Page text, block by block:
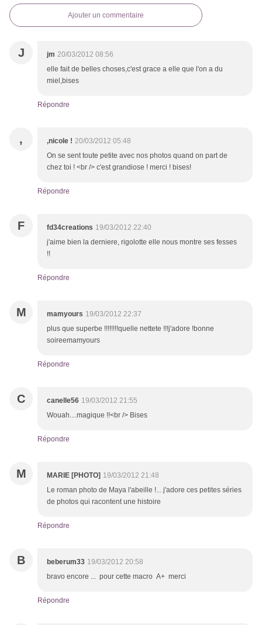
Ajouter un commentaire
J jm 20/03/2012 08:56
elle fait de belles choses,c'est grace a elle que l'on a du
miel,bises
Répondre
, ,nicole ! 20/03/2012 05:48
On se sent toute petite avec nos photos quand on part de
chez toi ! <br /> c'est grandiose ! merci ! bises!
Répondre
F fd34creations 19/03/2012 22:40
j'aime bien la derniere, rigolotte elle nous montre ses fesses
!!
Répondre
M mamyours 19/03/2012 22:37
plus que superbe !!!!!!!!quelle nettete !!!j'adore !bonne
soireemamyours
Répondre
C canelle56 19/03/2012 21:55
Wouah....magique !!<br /> Bises
Répondre
M MARIE [PHOTO] 19/03/2012 21:48
Le roman photo de Maya l'abeille !... j'adore ces petites séries
de photos qui racontent une histoire
Répondre
B beberum33 19/03/2012 20:58
bravo encore ... pour cette macro A+ merci
Répondre